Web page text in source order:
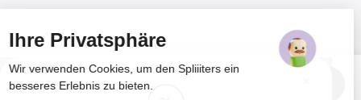
Ihre Privatsphäre
Wir verwenden Cookies, um den Spliiiters ein
besseres Erlebnis zu bieten.
Vos abonnements jusqu'à -70%